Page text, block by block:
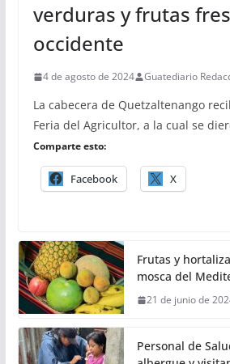
verduras y frutas
occidente
4 de agosto de 2024 Guatediario
La cabecera de Quetzaltenango
Feria del Agricultor, a la cual se
Comparte esto:
Facebook X
Frutas y
mosca del
21 de junio de
Personal de